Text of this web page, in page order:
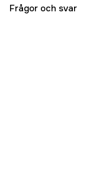
Referensnummer
Frågor och svar